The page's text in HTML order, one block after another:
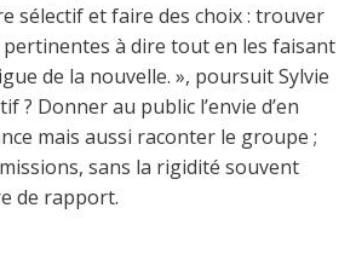
sélectif et faire des choix : trouver
pertinentes à dire tout en les faisant
de la nouvelle. », poursuit Sylvie
? Donner au public l’envie d’en
mais aussi raconter le groupe ;
sans la rigidité souvent
de rapport.